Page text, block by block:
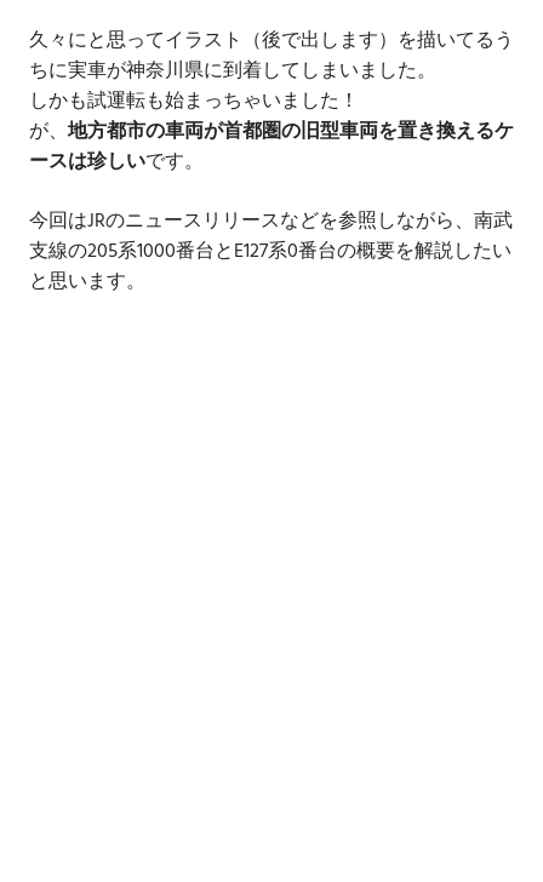
久々にと思ってイラスト（後で出します）を描いてるう
ちに実車が神奈川県に到着してしまいました。
しかも試運転も始まっちゃいました！
が、 地方都市の車両が首都圏の旧型車両を置き換えるケ
ースは珍しいです。
今回はJRのニュースリリースなどを参照しながら、南武
支線の205系1000番台とE127系0番台の概要を解説したい
と思います。